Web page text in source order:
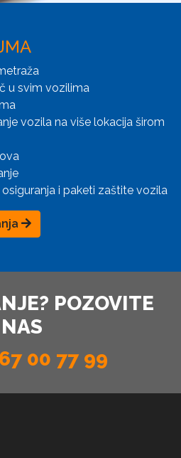
u svim vozilima
vozila na više lokacija širom
i paketi zaštite vozila
POZOVITE
NAS
00 77 99